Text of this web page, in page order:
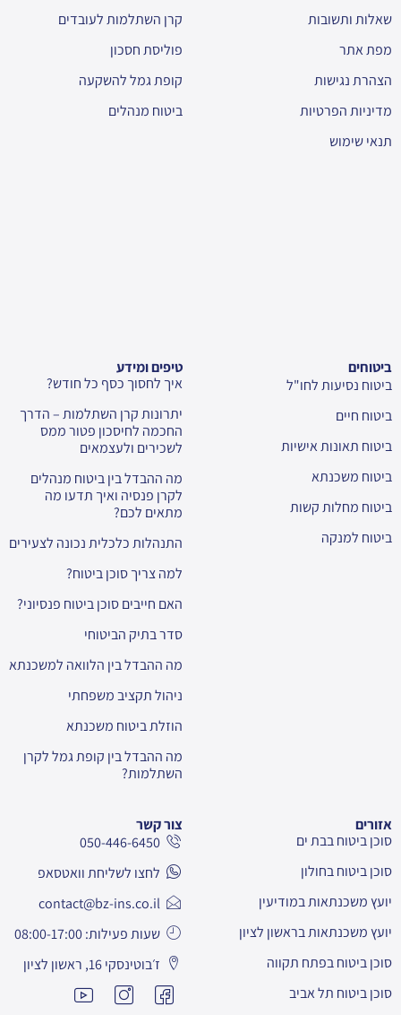
שאלות ותשובות
מפת אתר
הצהרת נגישות
מדיניות הפרטיות
תנאי שימוש
קרן השתלמות לעובדים
פוליסת חסכון
קופת גמל להשקעה
ביטוח מנהלים
ביטוחים
ביטוח נסיעות לחו"ל
ביטוח חיים
ביטוח תאונות אישיות
ביטוח משכנתא
ביטוח מחלות קשות
ביטוח למנקה
טיפים ומידע
איך לחסוך כסף כל חודש?
יתרונות קרן השתלמות – הדרך
החכמה לחיסכון פטור ממס
לשכירים ולעצמאים
מה ההבדל בין ביטוח מנהלים
לקרן פנסיה ואיך תדעו מה
מתאים לכם?
התנהלות כלכלית נכונה לצעירים
למה צריך סוכן ביטוח?
האם חייבים סוכן ביטוח פנסיוני?
סדר בתיק הביטוחי
מה ההבדל בין הלוואה למשכנתא
ניהול תקציב משפחתי
הוזלת ביטוח משכנתא
מה ההבדל בין קופת גמל לקרן
השתלמות?
אזורים
סוכן ביטוח בבת ים
סוכן ביטוח בחולון
יועץ משכנתאות במודיעין
יועץ משכנתאות בראשון לציון
סוכן ביטוח בפתח תקווה
סוכן ביטוח תל אביב
צור קשר
050-446-6450
לחצו לשליחת וואטסאפ
contact@bz-ins.co.il
שעות פעילות: 08:00-17:00
ז׳בוטינסקי 16, ראשון לציון